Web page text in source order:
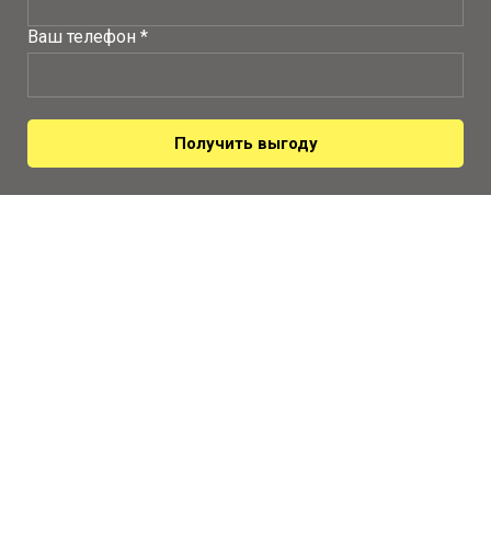
Ваш телефон *
Получить выгоду